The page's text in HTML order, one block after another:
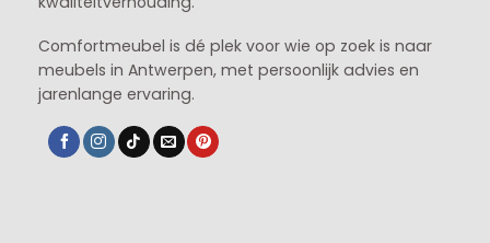
Comfortmeubel is dé plek voor wie op zoek is naar
meubels in Antwerpen, met persoonlijk advies en
jarenlange ervaring.